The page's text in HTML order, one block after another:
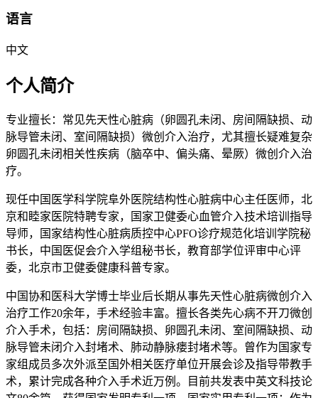
语言
中文
个人简介
专业擅长：常见先天性心脏病（卵圆孔未闭、房间隔缺损、动
脉导管未闭、室间隔缺损）微创介入治疗，尤其擅长疑难复杂
卵圆孔未闭相关性疾病（脑卒中、偏头痛、晕厥）微创介入治
疗。
现任中国医学科学院阜外医院结构性心脏病中心主任医师，北
京和睦家医院特聘专家，国家卫健委心血管介入技术培训指导
导师，国家结构性心脏病质控中心PFO诊疗规范化培训学院秘
书长，中国医促会介入学组秘书长，教育部学位评审中心评
委，北京市卫健委健康科普专家。
中国协和医科大学博士毕业后长期从事先天性心脏病微创介入
治疗工作20余年，手术经验丰富。擅长各类先心病不开刀微创
介入手术，包括：房间隔缺损、卵圆孔未闭、室间隔缺损、动
脉导管未闭介入封堵术、肺动静脉瘘封堵术等。曾作为国家专
家组成员多次外派至国外相关医疗单位开展会诊及指导带教手
术，累计完成各种介入手术近万例。目前共发表中英文科技论